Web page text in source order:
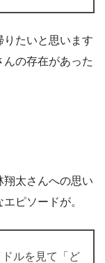
たいと思います
の存在があった
太さんへの思い
ピソードが。
ルを見て「ど